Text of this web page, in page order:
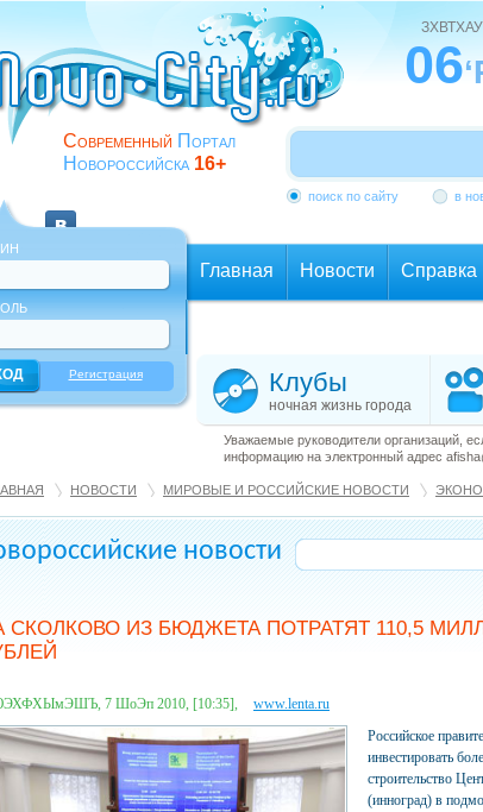
Современный Портал
Новороссийска 16+
ЗХВТХАУ
06
поиск по сайту в
Регистрация
Главная Новости Справка
Клубы
ночная жизнь города
Уважаемые руководители организаций,
информацию на электронный адрес
НОВОСТИ МИРОВЫЕ И РОССИЙСКИЕ НОВОСТИ
новости
СКОЛКОВО ИЗ БЮДЖЕТА ПОТРАТЯТ 110,5
7 ШоЭп 2010, [10:35],
www.lenta.ru
Российское
инвестировать
строительство
(инноград) в